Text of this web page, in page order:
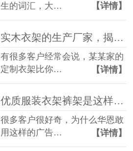
生的词汇，大…
【详情】
实木衣架的生产厂家，揭秘低价衣架是如何节省成本的【华恩衣架】
有很多客户经常会说，某某家的
定制衣架比你…
【详情】
优质服装衣架裤架是这样的！【华恩衣架】
很多客户很好奇，为什么华恩敢
用这样的广告…
【详情】